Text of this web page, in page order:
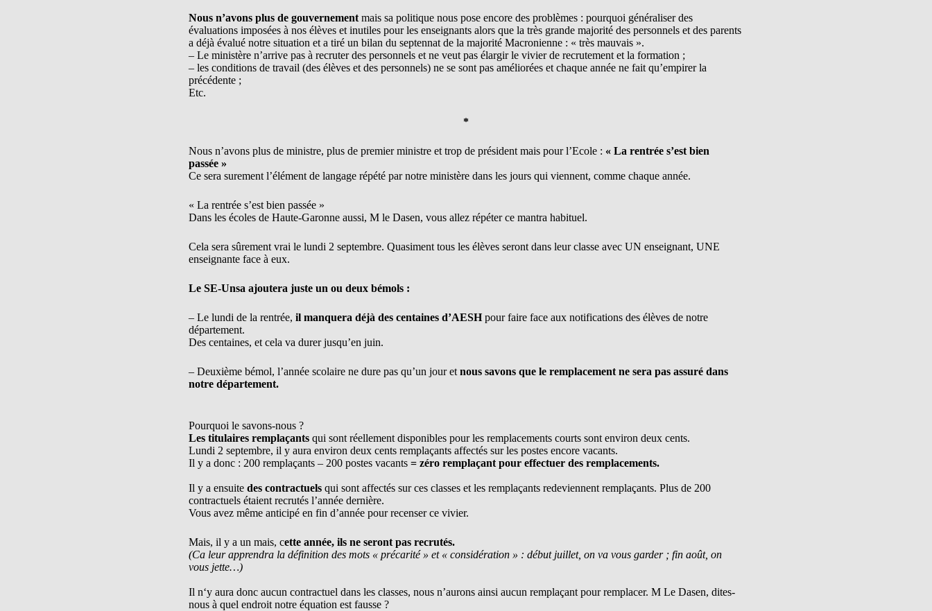
Nous n’avons plus de gouvernement mais sa politique nous pose encore des problèmes : pourquoi généraliser des
évaluations imposées à nos élèves et inutiles pour les enseignants alors que la très grande majorité des personnels et des parents
a déjà évalué notre situation et a tiré un bilan du septennat de la majorité Macronienne : « très mauvais ».
– Le ministère n’arrive pas à recruter des personnels et ne veut pas élargir le vivier de recrutement et la formation ;
– les conditions de travail (des élèves et des personnels) ne se sont pas améliorées et chaque année ne fait qu’empirer la
précédente ;
Etc.
*
Nous n’avons plus de ministre, plus de premier ministre et trop de président mais pour l’Ecole : « La rentrée s’est bien
passée »
Ce sera surement l’élément de langage répété par notre ministère dans les jours qui viennent, comme chaque année.
« La rentrée s’est bien passée »
Dans les écoles de Haute-Garonne aussi, M le Dasen, vous allez répéter ce mantra habituel.
Cela sera sûrement vrai le lundi 2 septembre. Quasiment tous les élèves seront dans leur classe avec UN enseignant, UNE
enseignante face à eux.
Le SE-Unsa ajoutera juste un ou deux bémols :
– Le lundi de la rentrée, il manquera déjà des centaines d’AESHpour faire face aux notifications des élèves de notre
département.
Des centaines, et cela va durer jusqu’en juin.
– Deuxième bémol, l’année scolaire ne dure pas qu’un jour et nous savons que le remplacement ne sera pas assuré dans
notre département.
Pourquoi le savons-nous ?
Les titulaires remplaçants qui sont réellement disponibles pour les remplacements courts sont environ deux cents.
Lundi 2 septembre, il y aura environ deux cents remplaçants affectés sur les postes encore vacants.
Il y a donc : 200 remplaçants – 200 postes vacants = zéro remplaçant pour effectuer des remplacements.
Il y a ensuite des contractuels qui sont affectés sur ces classes et les remplaçants redeviennent remplaçants. Plus de 200
contractuels étaient recrutés l’année dernière.
Vous avez même anticipé en fin d’année pour recenser ce vivier.
Mais, il y a un mais, cette année, ils ne seront pas recrutés.
(Ca leur apprendra la définition des mots « précarité » et « considération » : début juillet, on va vous garder ; fin août, on
vous jette…)
Il n‘y aura donc aucun contractuel dans les classes, nous n’aurons ainsi aucun remplaçant pour remplacer. M Le Dasen, dites-
nous à quel endroit notre équation est fausse ?